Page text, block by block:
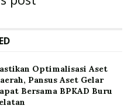
Optimalisasi Aset
Pansus Aset Gelar
Bersama BPKAD Buru